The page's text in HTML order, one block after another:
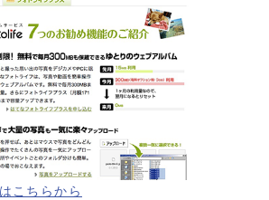
こちらから